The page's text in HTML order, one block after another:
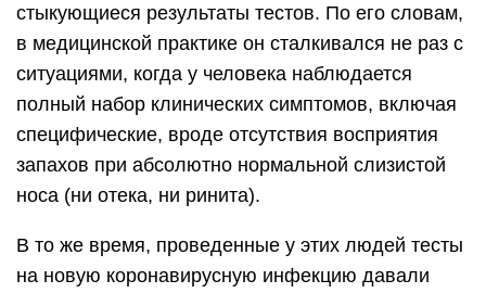
стыкующиеся результаты тестов. По его словам,
в медицинской практике он сталкивался не раз с
ситуациями, когда у человека наблюдается
полный набор клинических симптомов, включая
специфические, вроде отсутствия восприятия
запахов при абсолютно нормальной слизистой
носа (ни отека, ни ринита).
В то же время, проведенные у этих людей тесты
на новую коронавирусную инфекцию давали